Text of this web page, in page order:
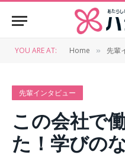
YOU ARE AT: Home » 先輩
先輩インタビュー
この会社で
た！学びの